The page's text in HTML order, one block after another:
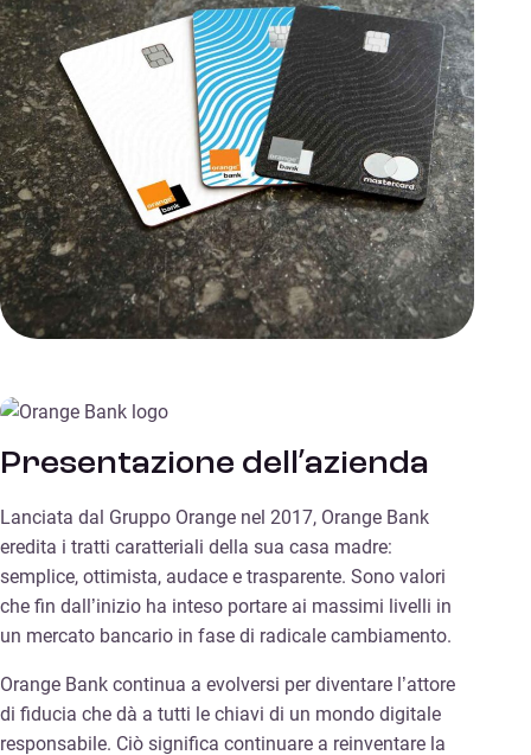
Presentazione dell’azienda
Lanciata dal Gruppo Orange nel 2017, Orange Bank
eredita i tratti caratteriali della sua casa madre:
semplice, ottimista, audace e trasparente. Sono valori
che fin dall’inizio ha inteso portare ai massimi livelli in
un mercato bancario in fase di radicale cambiamento.
Orange Bank continua a evolversi per diventare l’attore
di fiducia che dà a tutti le chiavi di un mondo digitale
responsabile. Ciò significa continuare a reinventare la